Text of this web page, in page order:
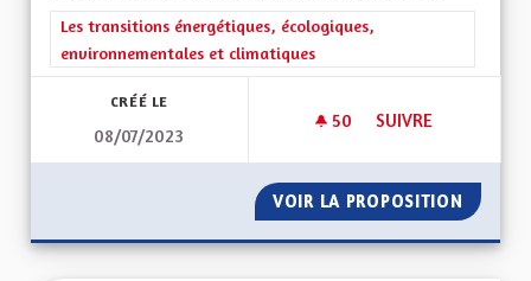
Filtrer les résultats de la catégorie : Les transitions
Les transitions énergétiques, écologiques,
environnementales et climatiques
CRÉÉ LE
08/07/2023
50 50 ABONNÉS
SUIVRE
VOIR LA PROPOSITION